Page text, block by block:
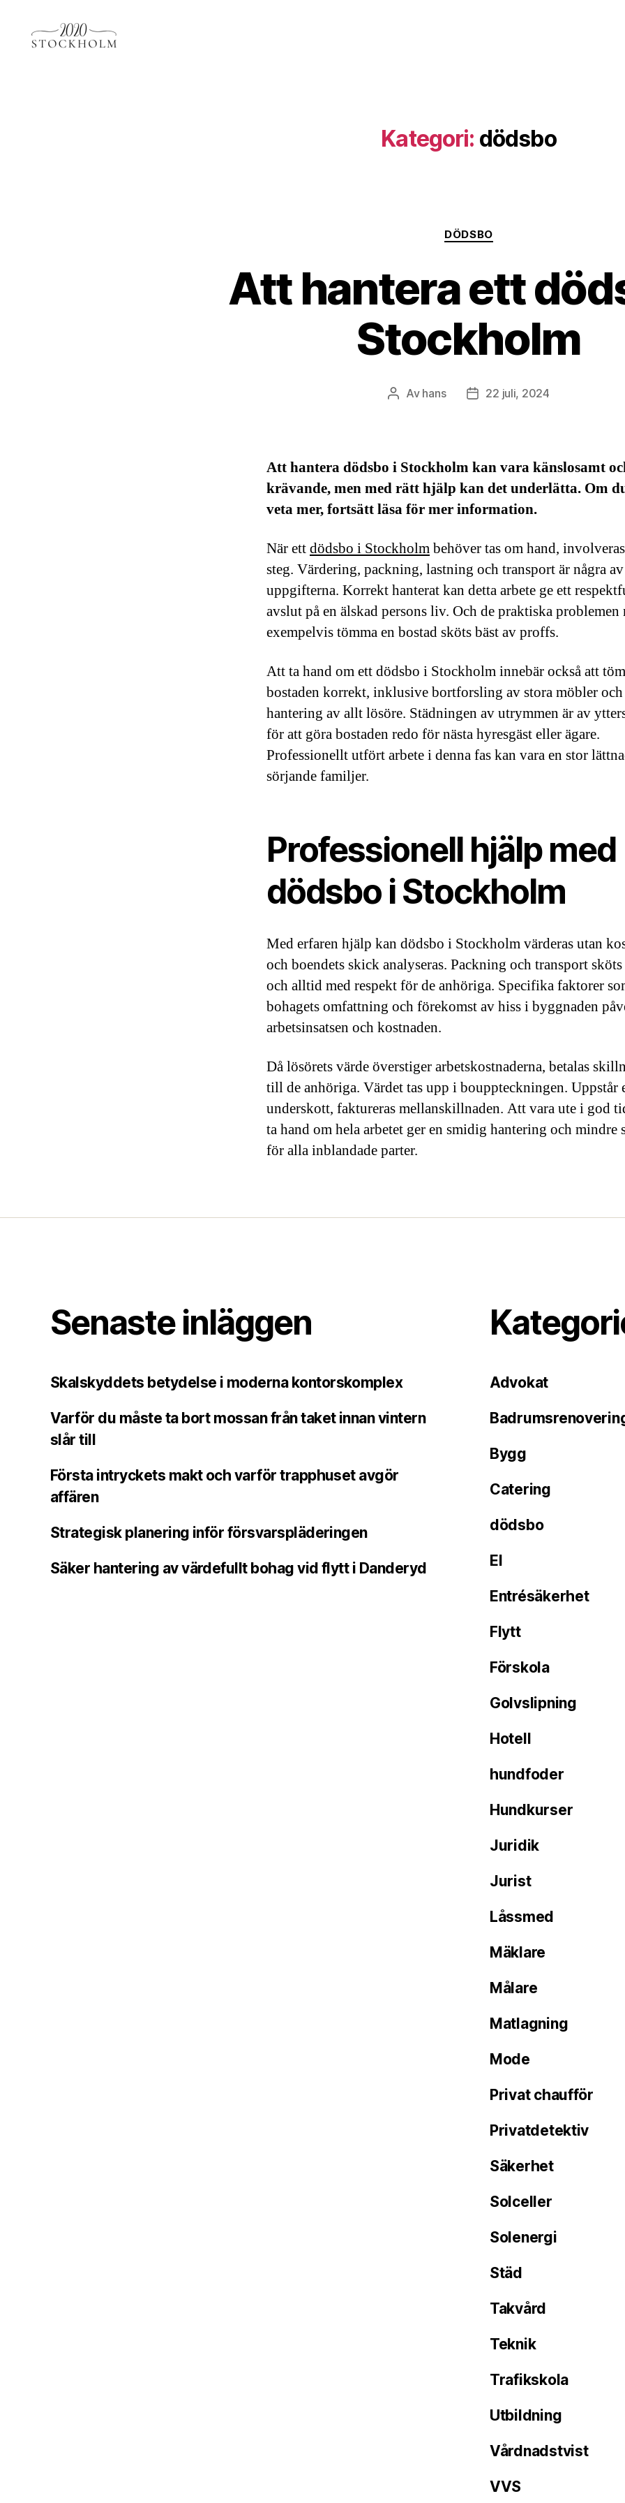
Kategori: dödsbo
Kategorier
DÖDSBO
Att hantera ett
Stockholm
Inläggsförfattare
Av hans Inläggsdatum
22 juli, 2024
Att hantera dödsbo i Stockholm kan vara känslosamt
krävande, men med rätt hjälp kan det underlätta. Om
veta mer, fortsätt läsa för mer information.
När ettdödsbo i Stockholmbehöver tas om hand,
steg. Värdering, packning, lastning och transport är några av
uppgifterna. Korrekt hanterat kan detta arbete ge ett
avslut på en älskad persons liv. Och de praktiska problemen
exempelvis tömma en bostad sköts bäst av proffs.
Att ta hand om ett dödsbo i Stockholm innebär också att
bostaden korrekt, inklusive bortforsling av stora möbler och
hantering av allt lösöre. Städningen av utrymmen är av
för att göra bostaden redo för nästa hyresgäst eller ägare.
Professionellt utfört arbete i denna fas kan vara en stor
sörjande familjer.
Professionell hjälp med
dödsbo i Stockholm
Med erfaren hjälp kan dödsbo i Stockholm värderas utan
och boendets skick analyseras. Packning och transport
och alltid med respekt för de anhöriga. Specifika faktorer
bohagets omfattning och förekomst av hiss i byggnaden
arbetsinsatsen och kostnaden.
Då lösörets värde överstiger arbetskostnaderna, betalas
till de anhöriga. Värdet tas upp i bouppteckningen. Uppstår
underskott, faktureras mellanskillnaden. Att vara ute i god
ta hand om hela arbetet ger en smidig hantering och mindre
för alla inblandade parter.
Senaste inläggen
Skalskyddets betydelse i moderna kontorskomplex
Varför du måste ta bort mossan från taket innan vintern
slår till
Första intryckets makt och varför trapphuset avgör
affären
Strategisk planering inför försvarspläderingen
Säker hantering av värdefullt bohag vid flytt i Danderyd
Advokat
Bygg
Catering
dödsbo
El
Entrésäkerhet
Flytt
Förskola
Golvslipning
Hotell
hundfoder
Hundkurser
Juridik
Jurist
Låssmed
Mäklare
Målare
Matlagning
Mode
Privat chaufför
Privatdetektiv
Säkerhet
Solceller
Solenergi
Städ
Takvård
Teknik
Trafikskola
Utbildning
Vårdnadstvist
VVS